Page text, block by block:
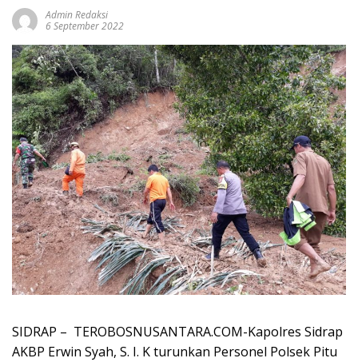
Admin Redaksi
6 September 2022
SIDRAP – TEROBOSNUSANTARA.COM-Kapolres Sidrap
AKBP Erwin Syah, S. I. K turunkan Personel Polsek Pitu